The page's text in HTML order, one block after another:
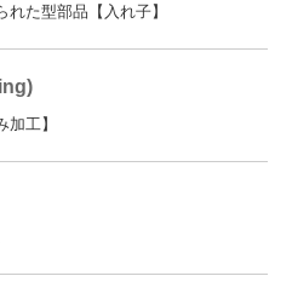
た型部品【入れ子】
工】